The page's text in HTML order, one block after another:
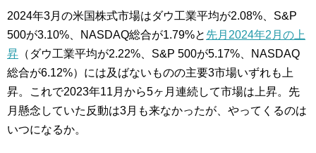
2024年3月の米国株式市場はダウ工業平均が2.08%、S&P
500が3.10%、NASDAQ総合が1.79%と 先月2024年2月の上
昇 （ダウ工業平均が2.22%、S&P 500が5.17%、NASDAQ
総合が6.12%）には及ばないものの主要3市場いずれも上
昇。これで2023年11月から5ヶ月連続して市場は上昇。先
月懸念していた反動は3月も来なかったが、やってくるのは
いつになるか。